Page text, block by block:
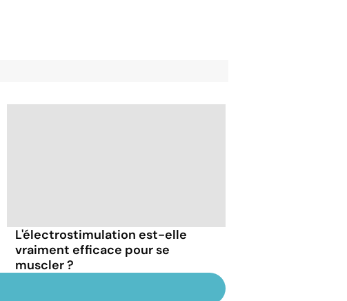
L'électrostimulation est-elle
vraiment efficace pour se
muscler ?